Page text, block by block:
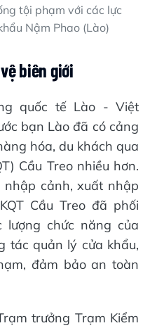
tội phạm với các lực
Nậm Phao (Lào)
biên giới
quốc tế Lào - Việt
bạn Lào đã có cảng
hóa, du khách qua
Cầu Treo nhiều hơn.
cảnh, xuất nhập
Cầu Treo đã phối
chức năng của
tác quản lý cửa khẩu,
đảm bảo an toàn
trưởng Trạm Kiểm